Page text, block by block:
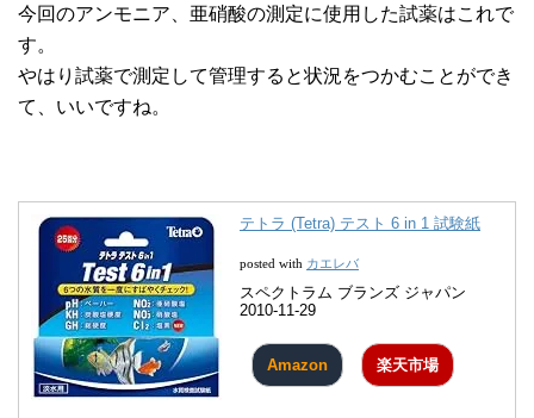
今回のアンモニア、亜硝酸の測定に使用した試薬はこれで
す。
やはり試薬で測定して管理すると状況をつかむことができ
て、いいですね。
テトラ (Tetra) テスト 6 in 1 試験紙
posted with カエレバ
スペクトラム ブランズ ジャパン
2010-11-29
Amazon 楽天市場